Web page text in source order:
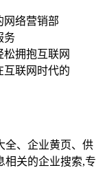
络营销部
务
拥抱互联网
联网时代的
全、企业黄页、供
相关的企业搜索,专